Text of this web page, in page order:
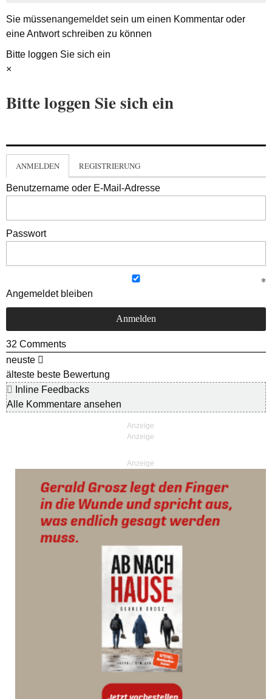
Sie müssenangemeldetsein um einen Kommentar oder
eine Antwort schreiben zu können
Bitte loggen Sie sich ein
×
Bitte loggen Sie sich ein
ANMELDEN REGISTRIERUNG
Benutzername oder E-Mail-Adresse
Passwort
Angemeldet bleiben
32 Comments
neuste
älteste beste Bewertung
Inline Feedbacks
Alle Kommentare ansehen
Anzeige